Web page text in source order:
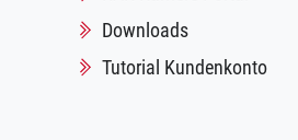
Downloads
Tutorial Kundenkonto